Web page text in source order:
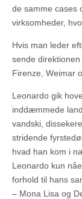
de samme cases
virksomheder,
Hvis man leder
sende
Firenze, Weimar
Leonardo gik
inddæmmede
vandski,
stridende
hvad han kom i
Leonardo kun
forhold til hans
– Mona Lisa og